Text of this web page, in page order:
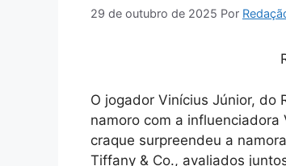
29 de outubro de 2025 Por
O jogador Vinícius Júnior, do
namoro com a influenciadora
craque surpreendeu a
Tiffany & Co., avaliados